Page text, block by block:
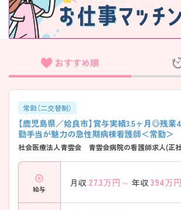
九州・沖縄
年収
年収500万円以上など
雇用形態
正社員、契約社
フリーワード検索
おすすめ順
常勤（二交替制）
【鹿児島県／姶良市】賞与実績3.5ヶ月◎残
勤手当が魅力の急性期病棟看護師＜常勤＞
社会医療法人青雲会 青雲会病院の看護師求人(正
給与
月収 27.3万円～ 年収 394万